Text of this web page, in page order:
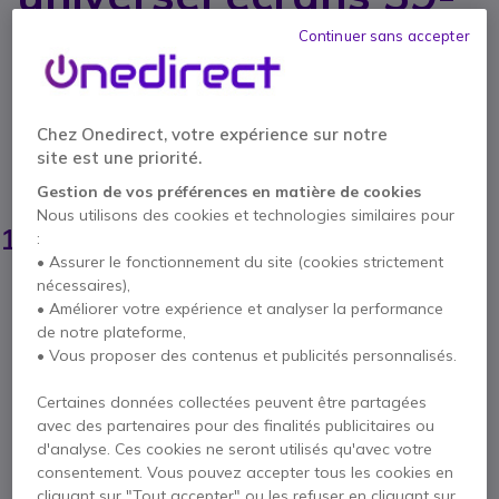
80''
Réf. produit: PEERLSF660P // Réf. fournisseur: SF660P
80 pouces, doté d'une structure robuste en acier
et d'un système de fixation sûr.
ÉCONOMISEZ 42,00 €
148,45 €
106,95 €
Qté
AJOUTER AU PANIER
DEVIS EN 4 HEURES
Épuisé
1 an de garantieconstructeur
Chez Onedirect, votre expérience sur notre
site est une priorité.
Gestion de vos préférences en matière de cookies
Nous utilisons des cookies et technologies similaires pour
:
• Assurer le fonctionnement du site (cookies strictement
nécessaires),
• Améliorer votre expérience et analyser la performance
de notre plateforme,
• Vous proposer des contenus et publicités personnalisés.
Certaines données collectées peuvent être partagées
avec des partenaires pour des finalités publicitaires ou
d'analyse. Ces cookies ne seront utilisés qu'avec votre
consentement. Vous pouvez accepter tous les cookies en
Continuer sans accepter